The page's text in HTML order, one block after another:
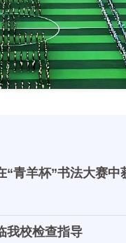
“青羊杯”书法大赛中
我校检查指导